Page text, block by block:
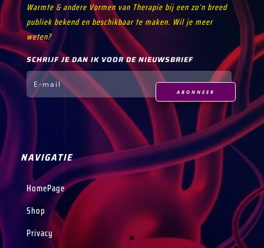
Warmte & andere Vormen van Therapie bij een zo’n breed
publiek bekend en beschikbaar te maken. Wil je meer
weten?
SCHRIJF JE DAN IK VOOR DE NIEUWSBRIEF
ABONNEER
NAVIGATIE
HomePage
Shop
Privacy